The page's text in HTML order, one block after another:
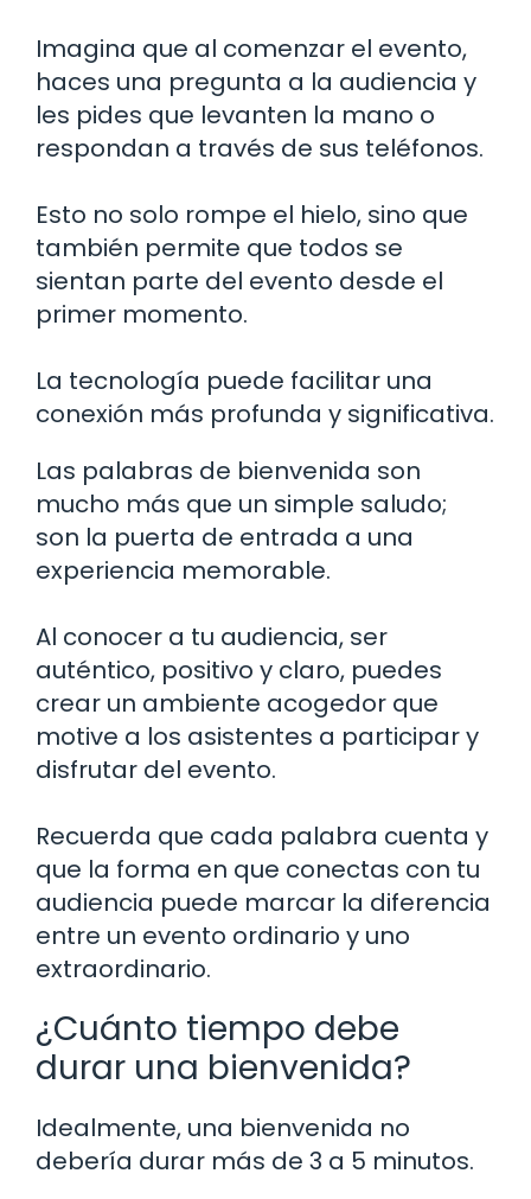
Imagina que al comenzar el evento,
haces una pregunta a la audiencia y
les pides que levanten la mano o
respondan a través de sus teléfonos.
Esto no solo rompe el hielo, sino que
también permite que todos se
sientan parte del evento desde el
primer momento.
La tecnología puede facilitar una
conexión más profunda y significativa.
Las palabras de bienvenida son
mucho más que un simple saludo;
son la puerta de entrada a una
experiencia memorable.
Al conocer a tu audiencia, ser
auténtico, positivo y claro, puedes
crear un ambiente acogedor que
motive a los asistentes a participar y
disfrutar del evento.
Recuerda que cada palabra cuenta y
que la forma en que conectas con tu
audiencia puede marcar la diferencia
entre un evento ordinario y uno
extraordinario.
¿Cuánto tiempo debe
durar una bienvenida?
Idealmente, una bienvenida no
debería durar más de 3 a 5 minutos.